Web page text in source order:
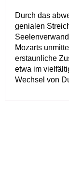
Durch das
genialen
Mozarts
erstaunliche
etwa im
Wechsel von